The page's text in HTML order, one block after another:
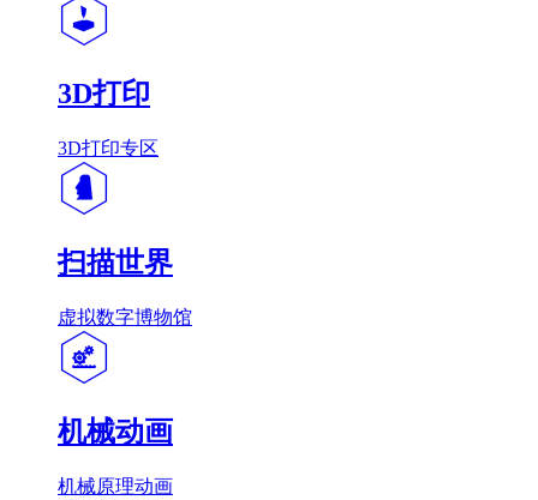
3D打印
3D打印专区
扫描世界
虚拟数字博物馆
机械动画
机械原理动画